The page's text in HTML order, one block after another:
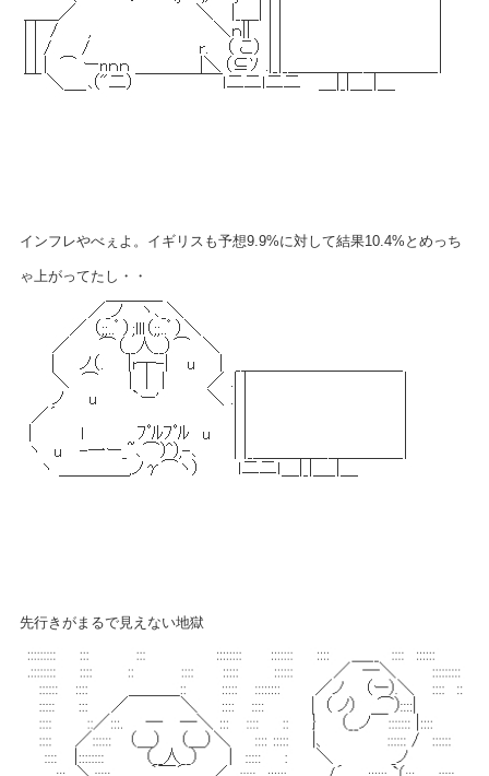
インフレやべぇよ。イギリスも予想9.9%に対して結果10.4%とめっち
ゃ上がってたし・・
先行きがまるで見えない地獄